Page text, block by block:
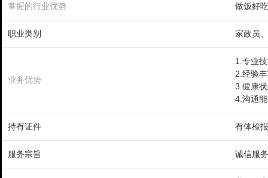
掌握的行业优势 做饭好
职业类别 家政员
业务优势
1.专业
2.经验
3.健康
4.沟通
持有证件 有体检
服务宗旨 诚信服